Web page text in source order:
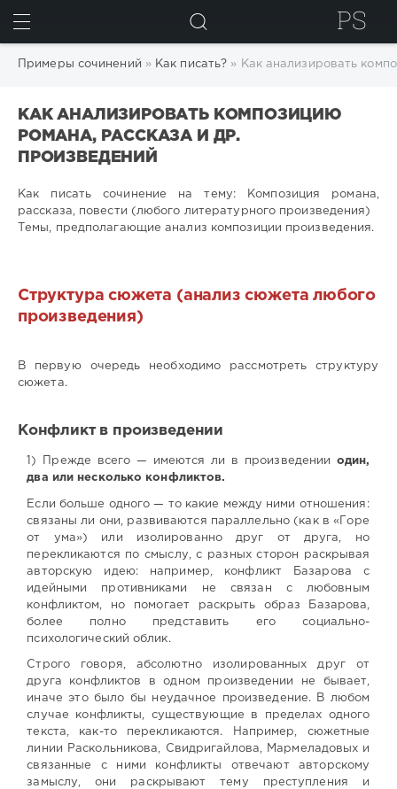
ИСКАТЬ
Примеры сочинений » Как писать? » Как анализировать
КАК АНАЛИЗИРОВАТЬ КОМПОЗИЦИЮ
РОМАНА, РАССКАЗА И ДР.
ПРОИЗВЕДЕНИЙ
Как писать сочинение на тему: Композиция романа,
рассказа, повести (любого литературного произведения)
Темы, предполагающие анализ композиции произведения.
Структура сюжета (анализ сюжета любого
произведения)
В первую очередь необходимо рассмотреть структуру
сюжета.
Конфликт в произведении
1) Прежде всего — имеются ли в произведении один,
два или несколько конфликтов.
Если больше одного — то какие между ними отношения:
связаны ли они, развиваются параллельно (как в «Горе
от ума») или изолированно друг от друга, но
перекликаются по смыслу, с разных сторон раскрывая
авторскую идею: например, конфликт Базарова с
идейными противниками не связан с любовным
конфликтом, но помогает раскрыть образ Базарова,
более полно представить его социально-
психологический облик.
Строго говоря, абсолютно изолированных друг от
друга конфликтов в одном произведении не бывает,
иначе это было бы неудачное произведение. В любом
случае конфликты, существующие в пределах одного
текста, как-то перекликаются. Например, сюжетные
линии Раскольникова, Свидригайлова, Мармеладовых и
связанные с ними конфликты отвечают авторскому
замыслу, они раскрывают тему преступления и